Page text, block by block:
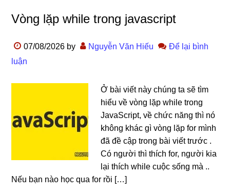
Vòng lặp while trong javascript
07/08/2026 by Nguyễn Văn Hiếu
Để lại bình
luận
Ở bài viết này chúng ta sẽ tìm
hiểu về vòng lặp while trong
JavaScript, về chức năng thì nó
không khác gì vòng lặp for mình
đã đề cập trong bài viết trước .
Có người thì thích for, người kia
lại thích while cuộc sống mà ..
Nếu bạn nào học qua for rồi […]